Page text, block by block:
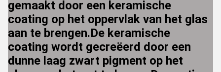
gemaakt door een keramische
coating op het oppervlak van het glas
aan te brengen.De keramische
coating wordt gecreëerd door een
dunne laag zwart pigment op het